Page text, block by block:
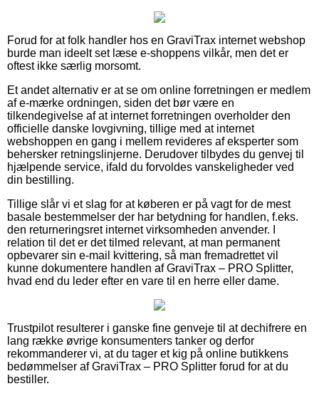
Forud for at folk handler hos en GraviTrax internet webshop
burde man ideelt set læse e-shoppens vilkår, men det er
oftest ikke særlig morsomt.
Et andet alternativ er at se om online forretningen er medlem
af e-mærke ordningen, siden det bør være en
tilkendegivelse af at internet forretningen overholder den
officielle danske lovgivning, tillige med at internet
webshoppen en gang i mellem revideres af eksperter som
behersker retningslinjerne. Derudover tilbydes du genvej til
hjælpende service, ifald du forvoldes vanskeligheder ved
din bestilling.
Tillige slår vi et slag for at køberen er på vagt for de mest
basale bestemmelser der har betydning for handlen, f.eks.
den returneringsret internet virksomheden anvender. I
relation til det er det tilmed relevant, at man permanent
opbevarer sin e-mail kvittering, så man fremadrettet vil
kunne dokumentere handlen af GraviTrax – PRO Splitter,
hvad end du leder efter en vare til en herre eller dame.
Trustpilot resulterer i ganske fine genveje til at dechifrere en
lang række øvrige konsumenters tanker og derfor
rekommanderer vi, at du tager et kig på online butikkens
bedømmelser af GraviTrax – PRO Splitter forud for at du
bestiller.